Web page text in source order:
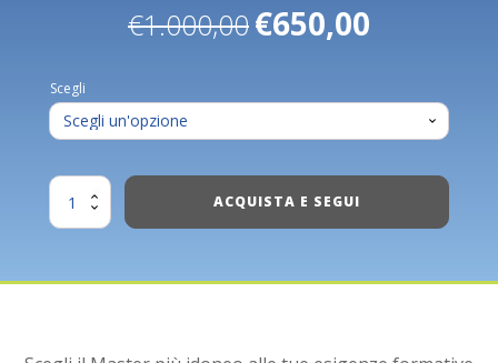
€1.000,00
Il
originale
era:
€650,00
Il
attuale
è:
Scegli
Master
+
quantità
ACQUISTA E SEGUI